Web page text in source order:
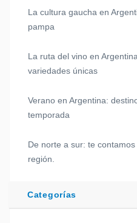
La cultura gaucha en
pampa
La ruta del vino en
variedades únicas
Verano en Argentina:
temporada
De norte a sur: te
región.
Categorías